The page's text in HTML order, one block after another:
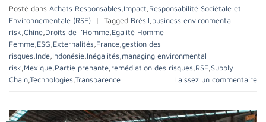
Posté dans Achats Responsables Impact Responsabilité Sociétale et
Environnementale (RSE)
| Tagged Brésil business environmental
risk Chine Droits de l’Homme Egalité Homme
Femme ESG Externalités France gestion des
risques Inde Indonésie Inégalités managing environmental
risk Mexique Partie prenante remédiation des risques RSE Supply
Chain Technologies Transparence Laissez un commentaire